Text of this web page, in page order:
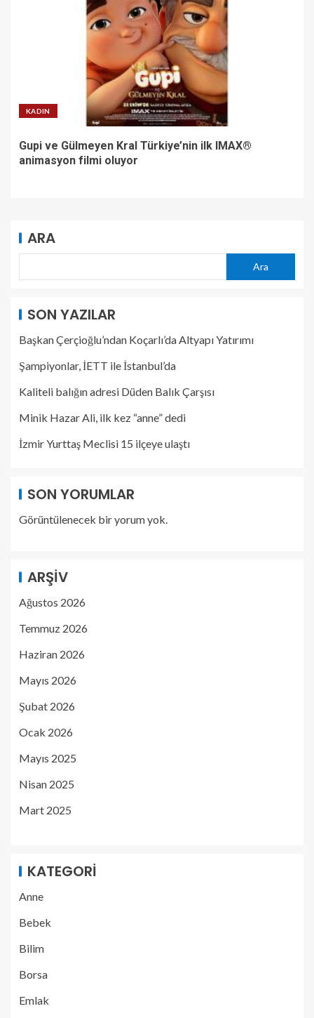
KADIN
Gupi ve Gülmeyen Kral Türkiye’nin ilk IMAX®
animasyon filmi oluyor
ARA
Ara
SON YAZILAR
Başkan Çerçioğlu’ndan Koçarlı’da Altyapı Yatırımı
Şampiyonlar, İETT ile İstanbul’da
Kaliteli balığın adresi Düden Balık Çarşısı
Minik Hazar Ali, ilk kez “anne” dedi
İzmir Yurttaş Meclisi 15 ilçeye ulaştı
SON YORUMLAR
Görüntülenecek bir yorum yok.
ARŞIV
Ağustos 2026
Temmuz 2026
Haziran 2026
Mayıs 2026
Şubat 2026
Ocak 2026
Mayıs 2025
Nisan 2025
Mart 2025
KATEGORI
Anne
Bebek
Bilim
Borsa
Emlak